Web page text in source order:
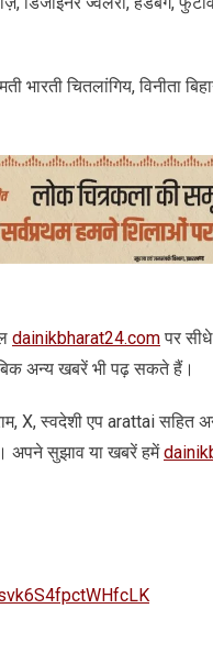
भारती चितलांगिय, विनीता
dainikbharat24.comपर
अन्‍य खबरें भी पढ़ सकते हैं।
X, स्‍वदेशी एप arattai
अपने सुझाव या खबरें हमें